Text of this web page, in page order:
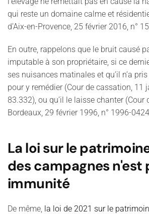
qui reste un domaine calme et
d’Aix-en-Provence, 25 février 2016, n°
En outre, rappelons que le bruit causé
imputable à son propriétaire, si ce
ses nuisances matinales et qu’il n’a
pour y remédier (Cour de cassation, 11
83.332), ou qu’il le laisse chanter (Cour
Bordeaux, 29 février 1996, n° 1996-
La loi sur le
des campagnes n'est
immunité
De même, la loi de 2021 sur le